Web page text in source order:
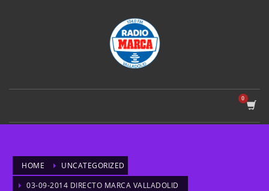
HOME
UNCATEGORIZED
03-09-2014 DIRECTO MARCA VALLADOLID